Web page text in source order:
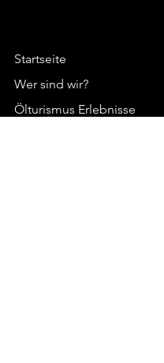
Startseite
Wer sind wir?
Ölturismus Erlebnisse